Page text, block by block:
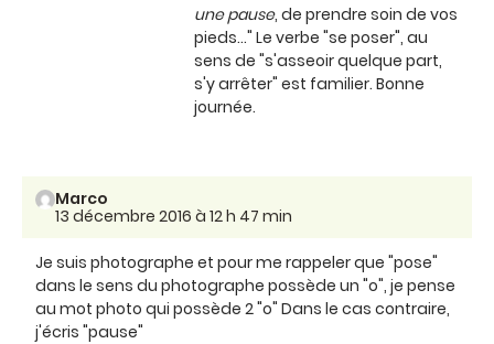
une pause, de prendre soin de vos
pieds..." Le verbe "se poser", au
sens de "s'asseoir quelque part,
s'y arrêter" est familier. Bonne
journée.
Marco
13 décembre 2016 à 12 h 47 min
Je suis photographe et pour me rappeler que "pose"
dans le sens du photographe possède un "o", je pense
au mot photo qui possède 2 "o" Dans le cas contraire,
j'écris "pause"